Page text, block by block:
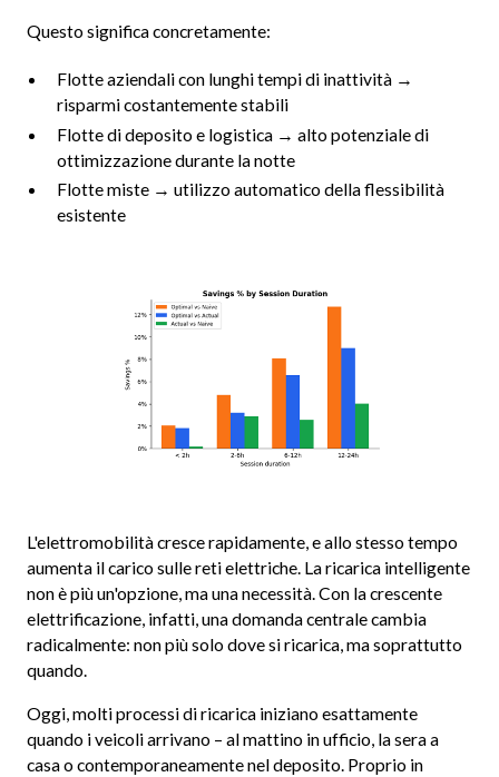
Questo significa concretamente:
Flotte aziendali con lunghi tempi di inattività →
risparmi costantemente stabili
Flotte di deposito e logistica → alto potenziale di
ottimizzazione durante la notte
Flotte miste → utilizzo automatico della flessibilità
esistente
L'elettromobilità cresce rapidamente, e allo stesso tempo
aumenta il carico sulle reti elettriche. La ricarica intelligente
non è più un'opzione, ma una necessità. Con la crescente
elettrificazione, infatti, una domanda centrale cambia
radicalmente: non più solo dove si ricarica, ma soprattutto
quando.
Oggi, molti processi di ricarica iniziano esattamente
quando i veicoli arrivano – al mattino in ufficio, la sera a
casa o contemporaneamente nel deposito. Proprio in